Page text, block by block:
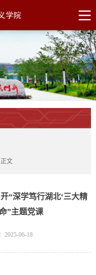
正文
“深学笃行湖北‘三大精
”主题党课
2025-06-18